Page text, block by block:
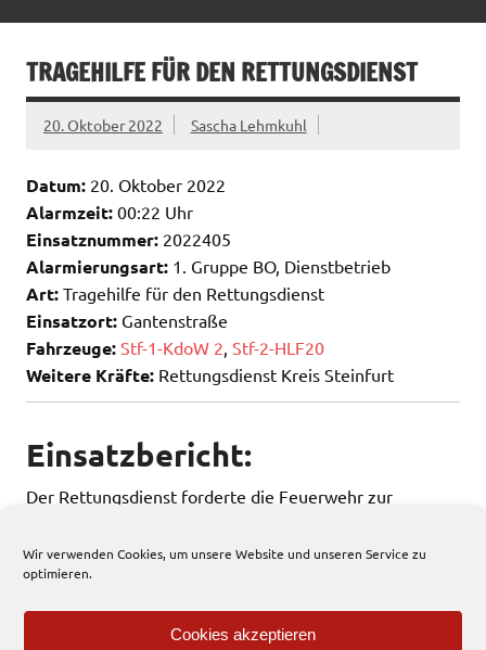
Wir verwenden Cookies, um unsere Website und unseren Service zu
optimieren.
Cookies akzeptieren
TRAGEHILFE FÜR DEN RETTUNGSDIENST
20. Oktober 2022 Sascha Lehmkuhl
Datum: 20. Oktober 2022
Alarmzeit: 00:22 Uhr
Einsatznummer: 2022405
Alarmierungsart: 1. Gruppe BO, Dienstbetrieb
Art: Tragehilfe für den Rettungsdienst
Einsatzort: Gantenstraße
Fahrzeuge: Stf-1-KdoW 2 Stf-2-HLF20
Weitere Kräfte: Rettungsdienst Kreis Steinfurt
Einsatzbericht:
Der Rettungsdienst forderte die Feuerwehr zur
240 total views